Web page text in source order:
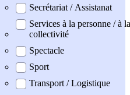
Secrétariat / Assistanat
Services à la personne / à la
collectivité
Spectacle
Sport
Transport / Logistique